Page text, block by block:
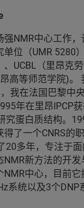
强NMR中心工作
位（UMR 5280
、UCBL（里昂克
高等师范学院)。
我在法国巴黎中
年在里昂IPCP
究蛋白质结构。
了一个CNRS的
20多年，专注于
NMR新方法的开
NMR中心，目前
系统以及3个DNP